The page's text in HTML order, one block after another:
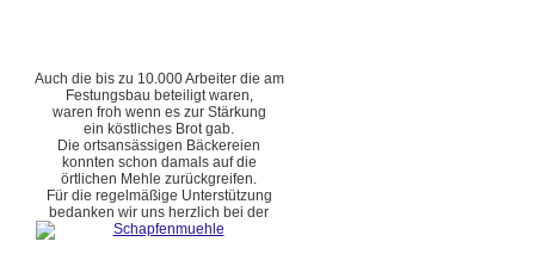
Auch die bis zu 10.000 Arbeiter die am
Festungsbau beteiligt waren,
waren froh wenn es zur Stärkung
ein köstliches Brot gab.
Die ortsansässigen Bäckereien
konnten schon damals auf die
örtlichen Mehle zurückgreifen.
Für die regelmäßige Unterstützung
bedanken wir uns herzlich bei der